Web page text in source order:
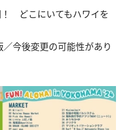
どこにいてもハワイを
今後変更の可能性があり